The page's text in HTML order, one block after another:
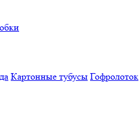
Картонные тубусы Гофролоток